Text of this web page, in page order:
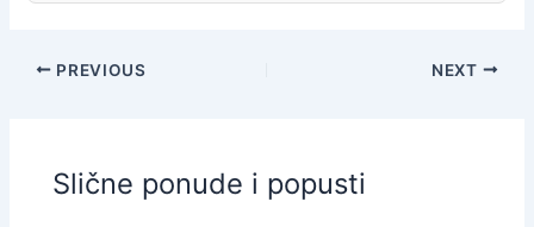
PREVIOUS NEXT
Slične ponude i popusti